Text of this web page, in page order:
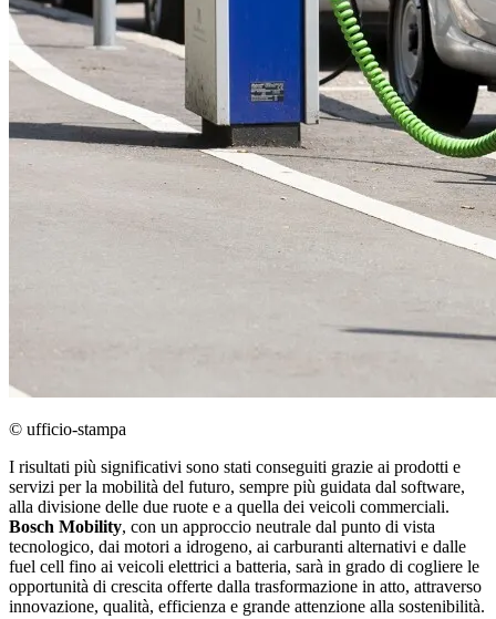
© ufficio-stampa
I risultati più significativi sono stati conseguiti grazie ai prodotti e
servizi per la mobilità del futuro, sempre più guidata dal software,
alla divisione delle due ruote e a quella dei veicoli commerciali.
Bosch Mobility, con un approccio neutrale dal punto di vista
tecnologico, dai motori a idrogeno, ai carburanti alternativi e dalle
fuel cell fino ai veicoli elettrici a batteria, sarà in grado di cogliere le
opportunità di crescita offerte dalla trasformazione in atto, attraverso
innovazione, qualità, efficienza e grande attenzione alla sostenibilità.